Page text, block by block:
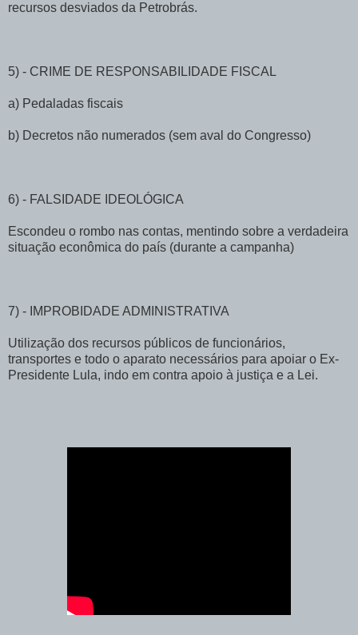
recursos desviados da Petrobrás.
5) - CRIME DE RESPONSABILIDADE FISCAL
a) Pedaladas fiscais
b) Decretos não numerados (sem aval do Congresso)
6) - FALSIDADE IDEOLÓGICA
Escondeu o rombo nas contas, mentindo sobre a verdadeira
situação econômica do país (durante a campanha)
7) - IMPROBIDADE ADMINISTRATIVA
Utilização dos recursos públicos de funcionários,
transportes e todo o aparato necessários para apoiar o Ex-
Presidente Lula, indo em contra apoio à justiça e a Lei.